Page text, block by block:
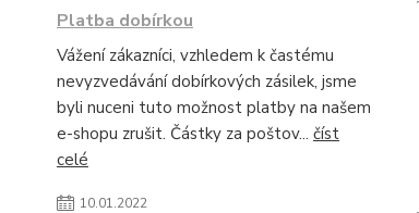
Platba dobírkou
Vážení zákazníci, vzhledem k častému
nevyzvedávání dobírkových zásilek, jsme
byli nuceni tuto možnost platby na našem
e-shopu zrušit. Částky za poštov... číst
celé
10.01.2022